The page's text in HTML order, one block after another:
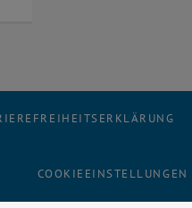
COOKIEEINSTELLUNGEN